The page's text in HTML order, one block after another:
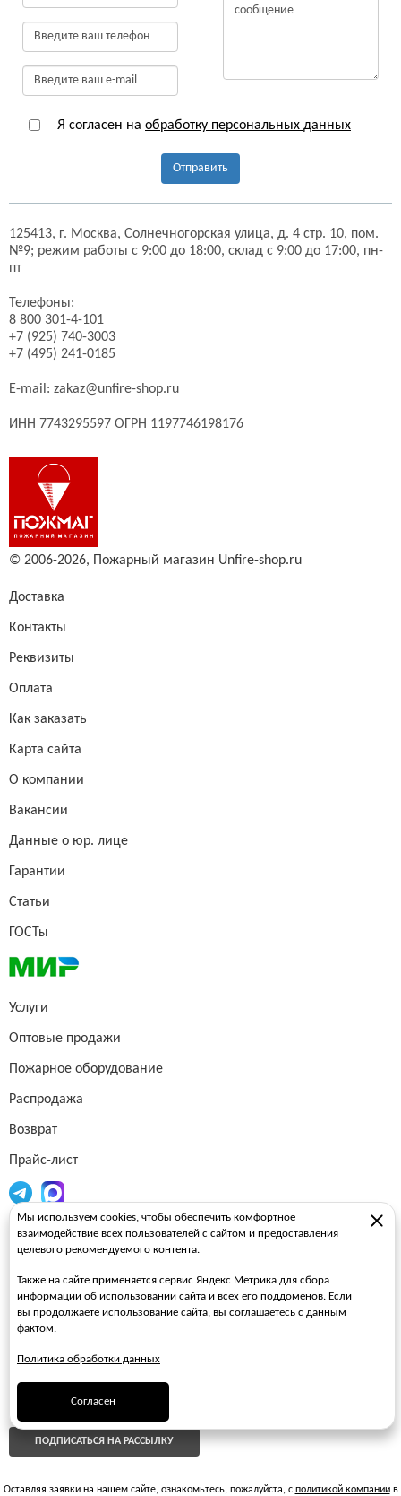
Я согласен на обработку персональных данных
Отправить
125413, г. Москва, Солнечногорская улица, д. 4 стр. 10, пом.
№9; режим работы с 9:00 до 18:00, склад с 9:00 до 17:00, пн-
пт
Телефоны:
8 800 301-4-101
+7 (925) 740-3003
+7 (495) 241-0185
E-mail: zakaz@unfire-shop.ru
ИНН 7743295597 ОГРН 1197746198176
© 2006-2026, Пожарный магазин Unfire-shop.ru
Доставка
Контакты
Реквизиты
Оплата
Как заказать
Карта сайта
О компании
Вакансии
Данные о юр. лице
Гарантии
Статьи
ГОСТы
Услуги
Оптовые продажи
Пожарное оборудование
Распродажа
Возврат
Прайс-лист
Огнетушители
Пожарные стволы
Пожарные шкафы
FAQ
ПОДПИСАТЬСЯ НА РАССЫЛКУ
Оставляя заявки на нашем сайте, ознакомьтесь, пожалуйста, с политикой компаниив
Мы используем cookies, чтобы обеспечить комфортное
взаимодействие всех пользователей с сайтом и предоставления
целевого рекомендуемого контента.
Также на сайте применяется сервис Яндекс Метрика для сбора
информации об использовании сайта и всех его поддоменов. Если
вы продолжаете использование сайта, вы соглашаетесь с данным
фактом.
Политика обработки данных
Согласен